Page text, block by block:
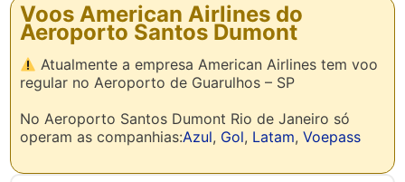
Voos American Airlines do
Aeroporto Santos Dumont
Atualmente a empresa American Airlines tem voo
regular no Aeroporto de Guarulhos – SP
No Aeroporto Santos Dumont Rio de Janeiro só
operam as companhias:Azul, Gol, Latam,Voepass